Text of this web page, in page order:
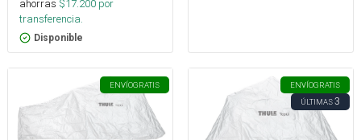
ahorras $17.200 por
transferencia.
Disponible
ENVÍOGRATIS ENVÍOGRATIS
ÚLTIMAS3